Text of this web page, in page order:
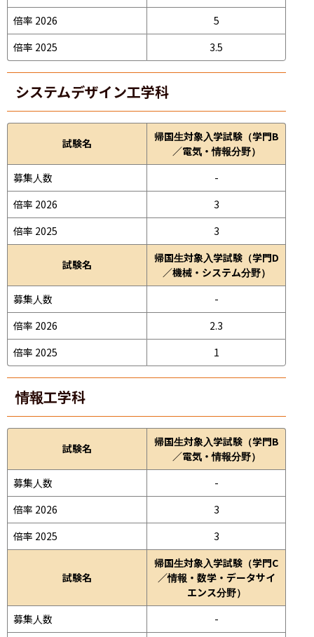
倍率 2026
5
倍率 2025
3.5
システムデザイン工学科
試験名
帰国生対象入学試験（学門B
／電気・情報分野）
募集人数
-
倍率 2026
3
倍率 2025
3
試験名
帰国生対象入学試験（学門D
／機械・システム分野）
募集人数
-
倍率 2026
2.3
倍率 2025
1
情報工学科
試験名
帰国生対象入学試験（学門B
／電気・情報分野）
募集人数
-
倍率 2026
3
倍率 2025
3
試験名
帰国生対象入学試験（学門C
／情報・数学・データサイ
エンス分野）
募集人数
-